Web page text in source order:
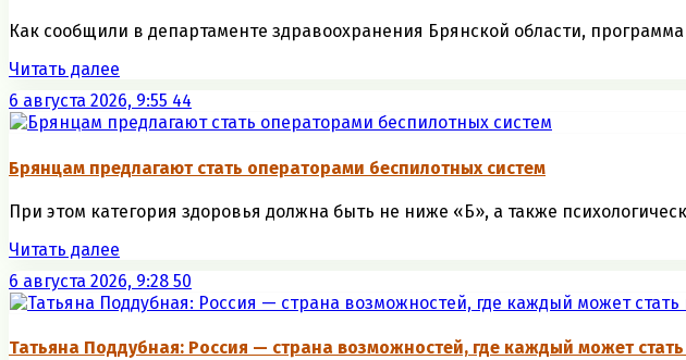
Как сообщили в департаменте здравоохранения Брянской области,
Читать далее
6 августа 2026, 9:55 44
Брянцам предлагают стать оперaторами бeспилотных систeм
При этом категория здоровья должна быть не ниже «Б», а также
Читать далее
6 августа 2026, 9:28 50
Татьяна Поддубная: Россия — страна возможностей, где каждый может